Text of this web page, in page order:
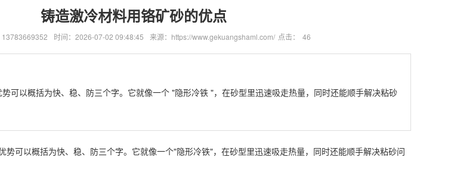
铸造激冷材料用铬矿砂的优点
13783669352 时间：2026-07-02 09:48:45 来源：https://www.gekuangshaml.com/ 点击： 46
可以概括为‌快、稳、防‌三个字。它就像一个 "隐形冷铁 "，在砂型里迅速吸走热量，同时还能顺手解决粘砂
可以概括为‌快、稳、防‌三个字。它就像一个"隐形冷铁"，在砂型里迅速吸走热量，同时还能顺手解决粘砂问